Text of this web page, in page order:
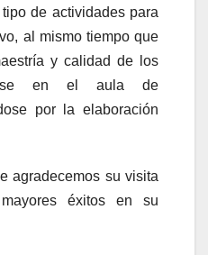
de actividades para
al mismo tiempo que
y calidad de los
en el aula de
por la elaboración
agradecemos su visita
éxitos en su